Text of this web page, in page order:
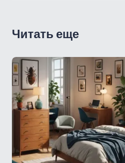
Читать еще